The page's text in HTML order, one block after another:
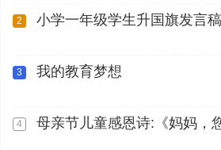
2 小学一年级学生升国旗发言稿
3 我的教育梦想
4 母亲节儿童感恩诗:《妈妈，